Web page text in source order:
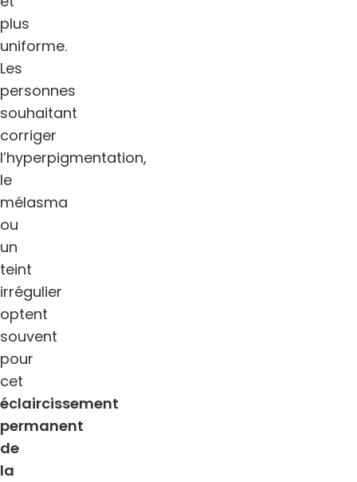
plus
uniforme.
Les
personnes
souhaitant
corriger
l’hyperpigmentation,
le
mélasma
ou
un
teint
irrégulier
optent
souvent
pour
cet
éclaircissement
permanent
de
la